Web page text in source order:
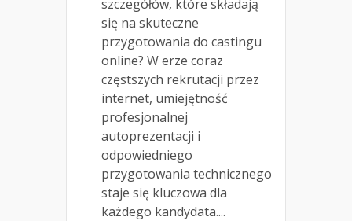
szczegółów, które składają
się na skuteczne
przygotowania do castingu
online? W erze coraz
częstszych rekrutacji przez
internet, umiejętność
profesjonalnej
autoprezentacji i
odpowiedniego
przygotowania technicznego
staje się kluczowa dla
każdego kandydata....